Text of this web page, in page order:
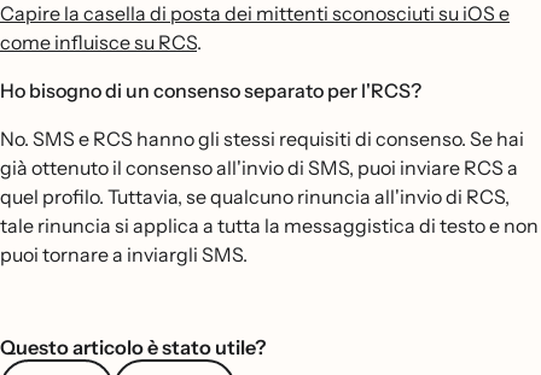
Capire la casella di posta dei mittenti sconosciuti su iOS e
come influisce su RCS.
Ho bisogno di un consenso separato per l'RCS?
No. SMS e RCS hanno gli stessi requisiti di consenso. Se hai
già ottenuto il consenso all'invio di SMS, puoi inviare RCS a
quel profilo. Tuttavia, se qualcuno rinuncia all'invio di RCS,
tale rinuncia si applica a tutta la messaggistica di testo e non
puoi tornare a inviargli SMS.
Questo articolo è stato utile?